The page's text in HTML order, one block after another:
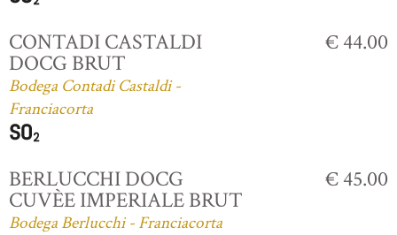
CONTADI CASTALDI
DOCG BRUT
Bodega Contadi Castaldi -
Franciacorta
€ 44.00
BERLUCCHI DOCG
CUVÈE IMPERIALE BRUT
Bodega Berlucchi - Franciacorta
€ 45.00